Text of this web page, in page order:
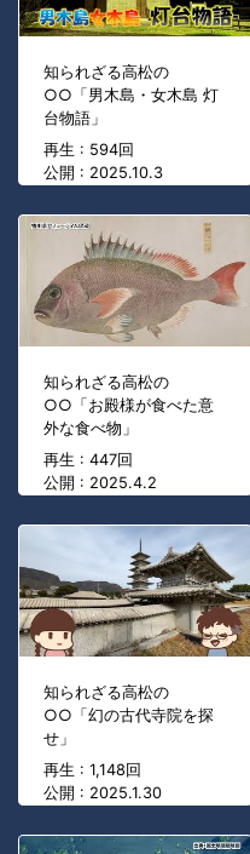
知られざる高松の
○○「男木島・女木島 灯
台物語」
再生 : 594回
公開 : 2025.10.3
知られざる高松の
○○「お殿様が食べた意
外な食べ物」
再生 : 447回
公開 : 2025.4.2
知られざる高松の
○○「幻の古代寺院を探
せ」
再生 : 1,148回
公開 : 2025.1.30